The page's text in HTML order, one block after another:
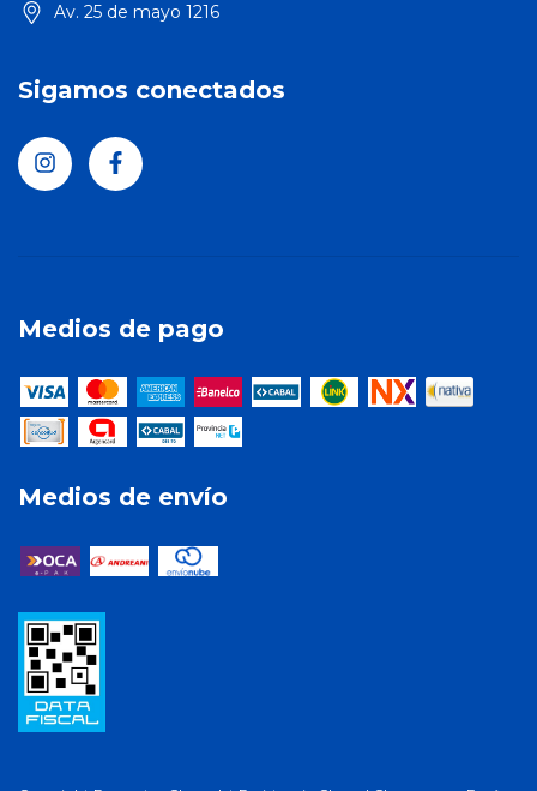
Av. 25 de mayo 1216
Sigamos conectados
Medios de pago
Medios de envío